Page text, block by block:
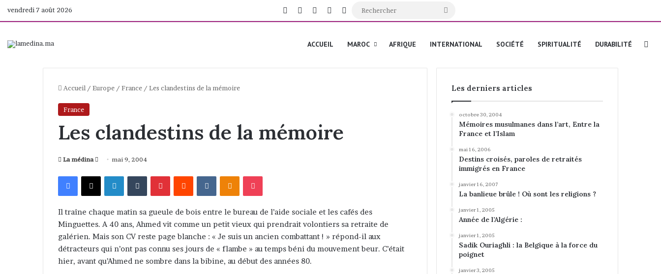
vendredi 7 août 2026 Facebook YouTubeInstagram
Switch skin
ACCUEIL MAROC AFRIQUE INTERNATIONAL SOCIÉTÉ SPIRITUALITÉ DURABILITÉ
Accueil / Europe / France / Les clandestins de la mémoire
France
Les clandestins de la mémoire
La médina
o
n
c
mai 9, 2004
Facebook X Linkedin
Il traîne chaque matin sa gueule de bois entre le bureau de l’aide sociale et les cafés des
Minguettes. A 40 ans, Ahmed vit comme un petit vieux qui prendrait volontiers sa retraite de
galérien. Mais son CV reste page blanche : « Je suis un ancien combattant ! » répond-il aux
détracteurs qui n’ont pas connu ses jours de « flambe » au temps béni du mouvement beur. C’était
hier, avant qu’Ahmed ne sombre dans la bibine, au début des années 80.
Les derniers articles
octobre 30, 2004
Mémoires musulmanes dans l’art, Entre la
France et l’Islam
mai 16, 2006
Destins croisés, paroles de retraités
immigrés en France
janvier 16, 2007
La banlieue brûle ! Où sont les religions ?
janvier 1, 2005
Année de l’Algérie :
janvier 1, 2005
Sadik Ouriaghli : la Belgique à la force du
poignet
janvier 3, 2005